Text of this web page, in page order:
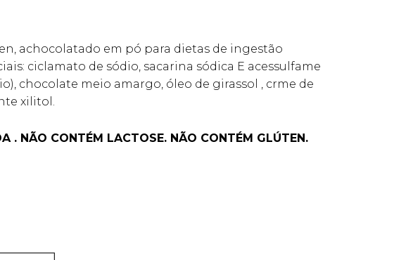
achocolatado em pó para dietas de ingestão
ciclamato de sódio, sacarina sódica E acessulfame
chocolate meio amargo, óleo de girassol , crme de
xilitol.
. NÃO CONTÉM LACTOSE. NÃO CONTÉM GLÚTEN.